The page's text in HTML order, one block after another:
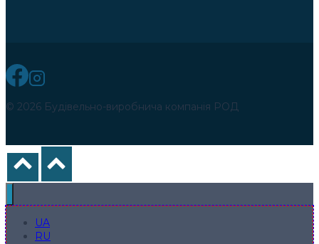
© 2026 Будівельно-виробнича компанія РОД
UA
RU